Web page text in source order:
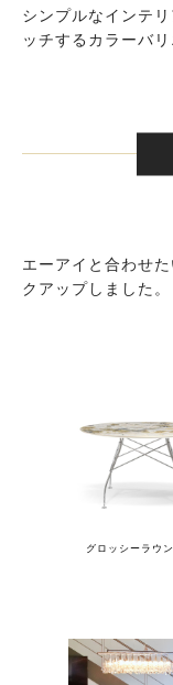
シンプルなインテ
ッチするカラーバ
エーアイと合わせ
クアップしました。
グロッシーラウ